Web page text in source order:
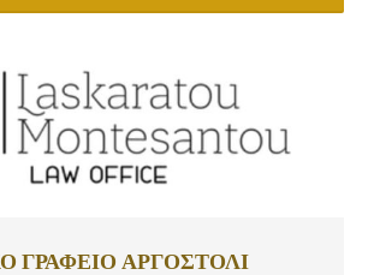
ΓΡΑΦΕΙΟ ΑΡΓΟΣΤΟΛΙ